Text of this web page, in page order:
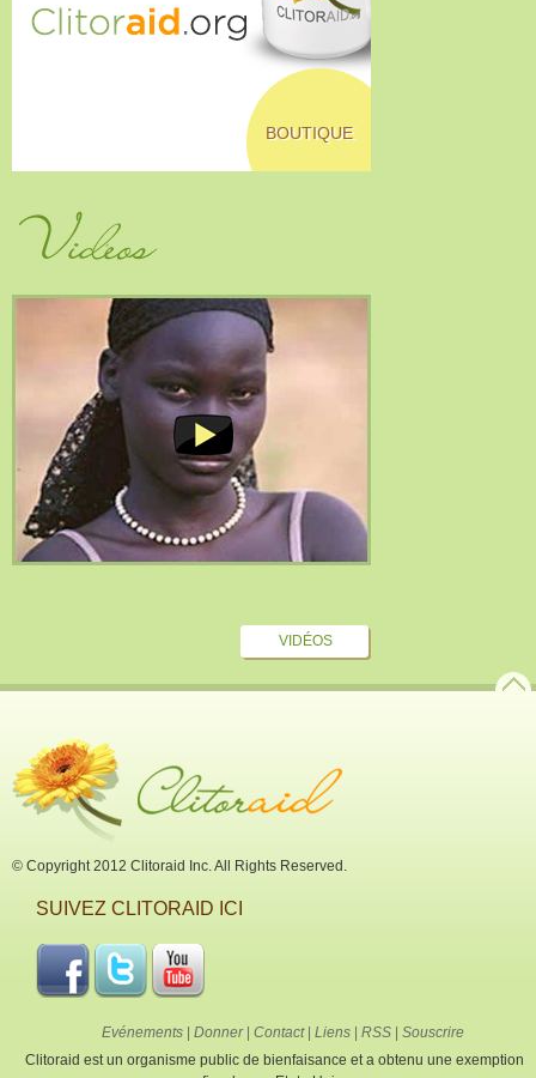
BOUTIQUE
Vidéos
VIDÉOS
© Copyright 2012 Clitoraid Inc. All Rights Reserved.
SUIVEZ CLITORAID ICI
Evénements | Donner| Contact| Liens | RSS | Souscrire
Clitoraid est un organisme public de bienfaisance et a obtenu une exemption